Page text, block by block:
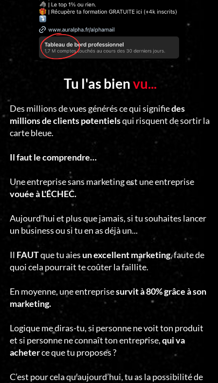
Tu l'as bienvu...
Des millions de vues générés ce qui signifiedes
millions de clients potentielsqui risquent de sortir la
carte bleue.
Il faut le comprendre…
Une entreprise sans marketing est une entreprise
vouée à L'ÉCHEC.
Aujourd’hui et plus que jamais, si tu souhaites lancer
un business ou si tu en as déjà un...
Il FAUTque tu aies un excellent marketing, faute de
quoi cela pourrait te coûter la faillite.
En moyenne, une entreprisesurvit à 80% grâce à son
marketing.
Logique me diras-tu, si personne ne voit ton produit
et si personne ne connaît ton entreprise,qui va
acheterce que tu proposes ?
C’est pour cela qu’aujourd’hui, tu as la possibilité de